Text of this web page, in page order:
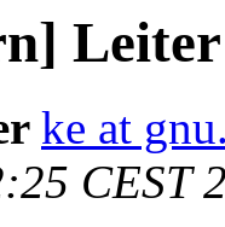
ke at
CEST